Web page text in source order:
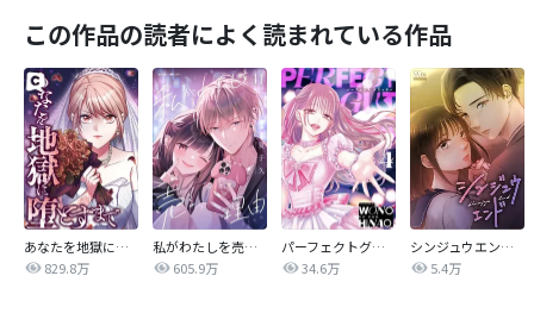
この作品の読者によく読まれている作品
あなたを地獄に堕とすまで
829.8万
私がわたしを売る理由
605.9万
パーフェクトグリッター
34.6万
シンジュウエンド【タテヨミ】
5.4万